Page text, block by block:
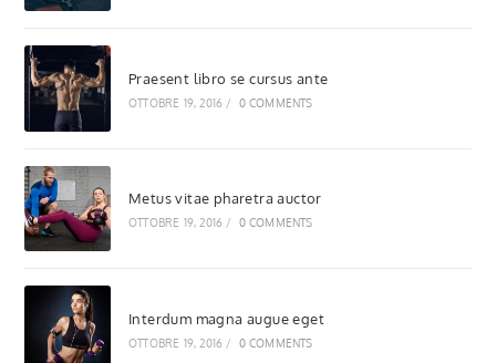
Praesent libro se cursus ante
OTTOBRE 19, 2016 / 0 COMMENTS
Metus vitae pharetra auctor
OTTOBRE 19, 2016 / 0 COMMENTS
Interdum magna augue eget
OTTOBRE 19, 2016 / 0 COMMENTS